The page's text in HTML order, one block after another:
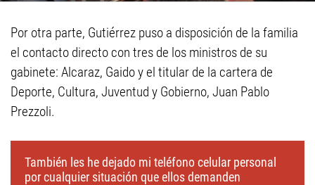
Por otra parte, Gutiérrez puso a disposición de la familia
el contacto directo con tres de los ministros de su
gabinete: Alcaraz, Gaido y el titular de la cartera de
Deporte, Cultura, Juventud y Gobierno, Juan Pablo
Prezzoli.
También les he dejado mi teléfono celular personal
por cualquier situación que ellos demanden